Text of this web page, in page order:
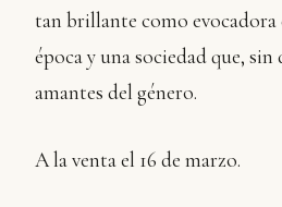
tan brillante como
época y una sociedad que,
amantes del género.
A la venta el 16 de marzo.